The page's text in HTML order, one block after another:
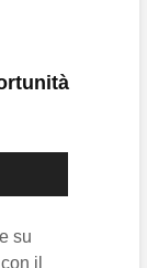
su
il